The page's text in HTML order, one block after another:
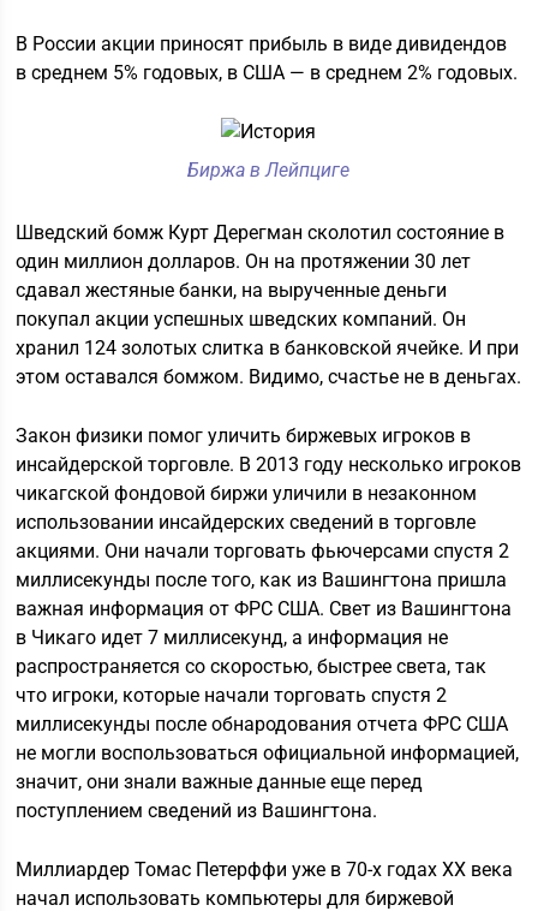
В России акции приносят прибыль в виде дивидендов
в среднем 5% годовых, в США — в среднем 2% годовых.
Биржа в Лейпциге
Шведский бомж Курт Дерегман сколотил состояние в
один миллион долларов. Он на протяжении 30 лет
сдавал жестяные банки, на вырученные деньги
покупал акции успешных шведских компаний. Он
хранил 124 золотых слитка в банковской ячейке. И при
этом оставался бомжом. Видимо, счастье не в деньгах.
Закон физики помог уличить биржевых игроков в
инсайдерской торговле. В 2013 году несколько игроков
чикагской фондовой биржи уличили в незаконном
использовании инсайдерских сведений в торговле
акциями. Они начали торговать фьючерсами спустя 2
миллисекунды после того, как из Вашингтона пришла
важная информация от ФРС США. Свет из Вашингтона
в Чикаго идет 7 миллисекунд, а информация не
распространяется со скоростью, быстрее света, так
что игроки, которые начали торговать спустя 2
миллисекунды после обнародования отчета ФРС США
не могли воспользоваться официальной информацией,
значит, они знали важные данные еще перед
поступлением сведений из Вашингтона.
Миллиардер Томас Петерффи уже в 70-х годах ХХ века
начал использовать компьютеры для биржевой